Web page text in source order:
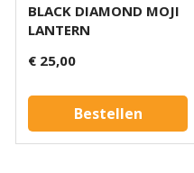
BLACK DIAMOND MOJI
LANTERN
€ 25,00
Bestellen